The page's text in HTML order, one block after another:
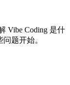
Vibe Coding 是什
题开始。